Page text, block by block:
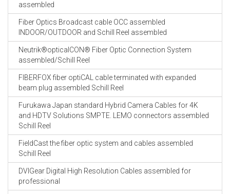
assembled
Fiber Optics Broadcast cable OCC assembled
INDOOR/OUTDOOR and Schill Reel assembled
Neutrik®opticalCON® Fiber Optic Connection System
assembled/Schill Reel
FIBERFOX fiber optiCAL cable terminated with expanded
beam plug assembled Schill Reel
Furukawa Japan standard Hybrid Camera Cables for 4K
and HDTV Solutions SMPTE. LEMO connectors assembled
Schill Reel
FieldCast the fiber optic system and cables assembled
Schill Reel
DVIGear Digital High Resolution Cables assembled for
professional